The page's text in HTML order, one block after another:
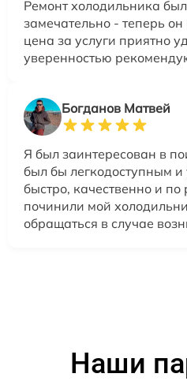
Ремонт холодильника
замечательно - теперь
цена за услуги приятно
уверенностью
Богданов Матвей
Я был заинтересован в
был бы легкодоступным
быстро, качественно и
починили мой
обращаться в случае
Наши